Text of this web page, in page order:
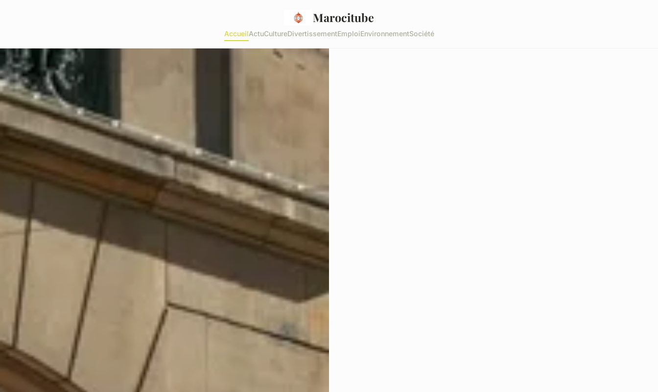
Marocitube
AccueilActuCultureDivertissementEmploiEnvironnementSociété